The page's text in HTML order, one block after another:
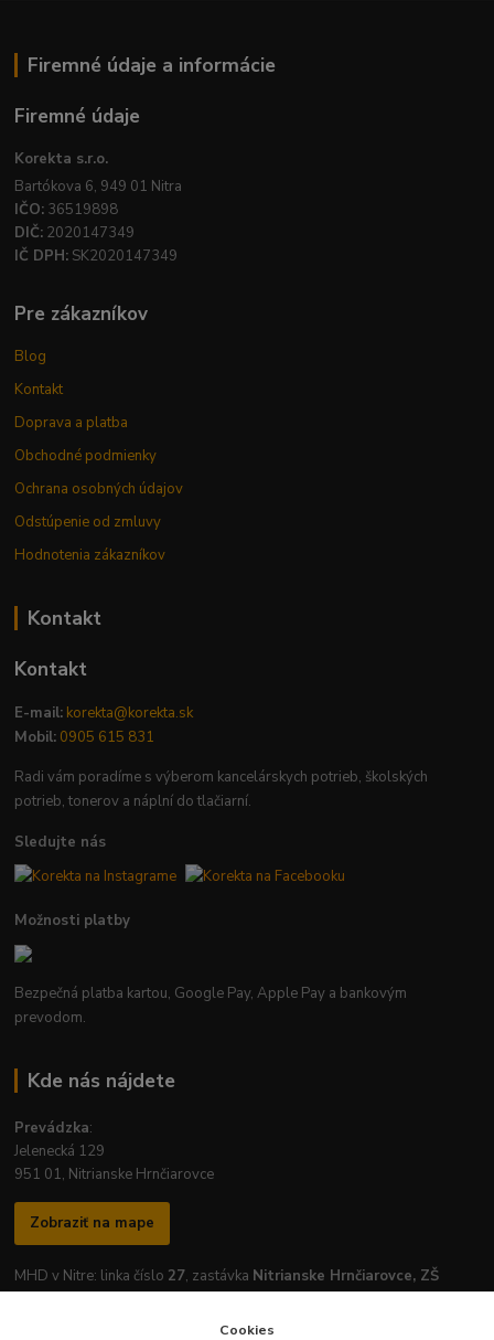
Firemné údaje a informácie
Firemné údaje
Korekta s.r.o.
Bartókova 6, 949 01 Nitra
IČO: 36519898
DIČ: 2020147349
IČ DPH: SK2020147349
Pre zákazníkov
Blog
Kontakt
Doprava a platba
Obchodné podmienky
Ochrana osobných údajov
Odstúpenie od zmluvy
Hodnotenia zákazníkov
Kontakt
Kontakt
E-mail: korekta@korekta.sk
Mobil: 0905 615 831
Radi vám poradíme s výberom kancelárskych potrieb, školských
potrieb, tonerov a náplní do tlačiarní.
Sledujte nás
Možnosti platby
Bezpečná platba kartou, Google Pay, Apple Pay a bankovým
prevodom.
Kde nás nájdete
Prevádzka:
Jelenecká 129
951 01, Nitrianske Hrnčiarovce
Zobraziť na mape
MHD v Nitre: linka číslo 27, zastávka Nitrianske Hrnčiarovce, ZŠ
Cookies